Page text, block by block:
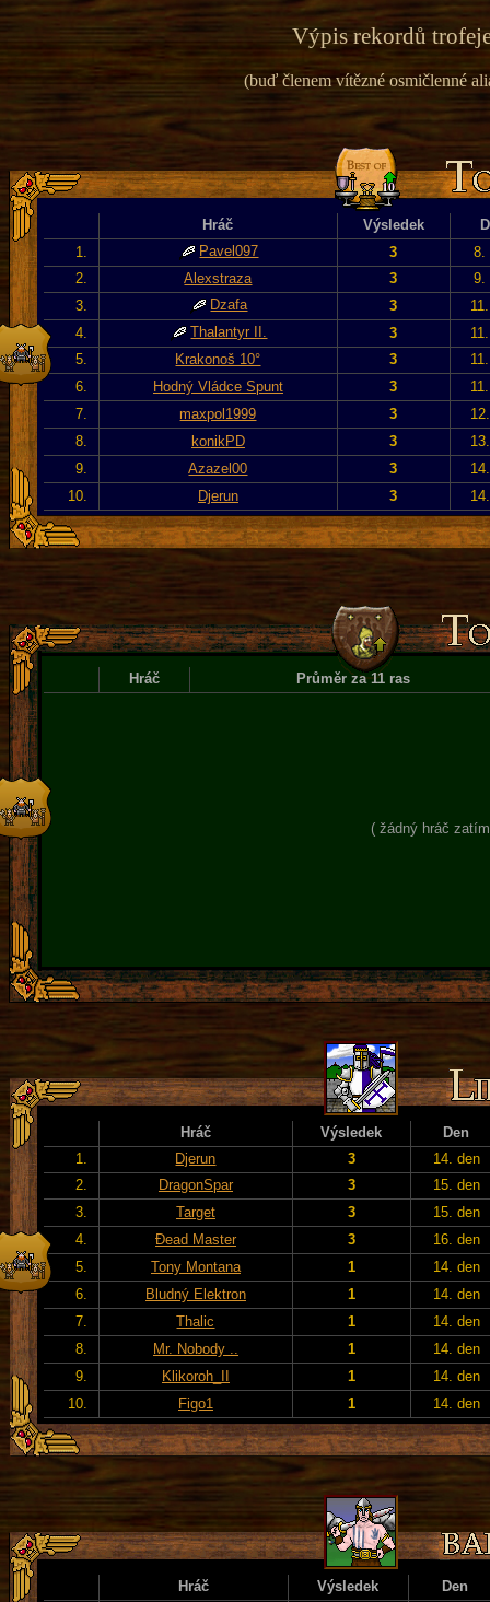
Výpis rekordů
(buď členem vítězné osmičlenné
Hráč Výsledek
1.
Pavel097 3
8.
2.
Alexstraza 3
9.
3.
Dzafa 3
4.
Thalantyr II. 3
5.
Krakonoš 10° 3
6.
Hodný Vládce Spunt 3
7.
maxpol1999 3
8.
konikPD 3
9.
Azazel00 3
10.
Djerun 3
Hráč Průměr za 11 ras
( žádný hráč
Hráč Výsledek
Den
1.
Djerun 3
14. den
2.
DragonSpar 3
15. den
3.
Target 3
15. den
4.
Đead Master 3
16. den
5.
Tony Montana 1
14. den
6.
Bludný Elektron 1
14. den
7.
Thalic 1
14. den
8.
Mr. Nobody .. 1
14. den
9.
Klikoroh_II 1
14. den
10.
Figo1 1 14. den
Hráč Výsledek
Den